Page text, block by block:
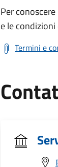
Per
e le
Termini e